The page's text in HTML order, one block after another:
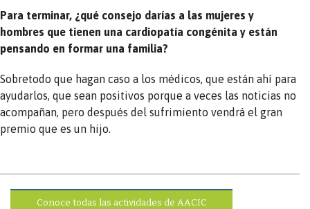
Para terminar, ¿qué consejo darías a las mujeres y
hombres que tienen una cardiopatía congénita y están
pensando en formar una familia?
Sobretodo que hagan caso a los médicos, que están ahí para
ayudarlos, que sean positivos porque a veces las noticias no
acompañan, pero después del sufrimiento vendrá el gran
premio que es un hijo.
Conoce todas las actividades de AACIC